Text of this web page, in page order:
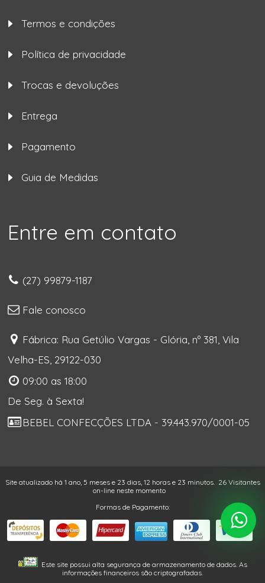
Termos e condições
Política de privacidade
Trocas e devoluções
Entrega
Pagamento
Guia de Medidas
Entre em contato
(27) 99879-1187
Fale conosco
Fábrica: Rua Getúlio Vargas - Glória, nº 381, Vila
Velha-ES, 29122-030
09:00 as 18:00
De Seg. à Sexta!
BEBEL CONFECÇÕES LTDA - 39.443.970/0001-05
Site atualizado há 1 ano, 5 meses e 23 dias, 12 horas e 23 minutos. 26 Visitantes
on-line neste momento
Formas de Pagamento:
Este site possui alta segurança de armazenamento de dados. As
informações financeiros são criptografadas.